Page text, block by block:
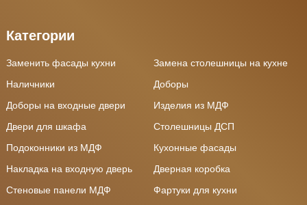
Категории
Заменить фасады кухни
Замена столешницы на кухне
Наличники
Доборы
Доборы на входные двери
Изделия из МДФ
Двери для шкафа
Столешницы ДСП
Подоконники из МДФ
Кухонные фасады
Накладка на входную дверь
Дверная коробка
Стеновые панели МДФ
Фартуки для кухни